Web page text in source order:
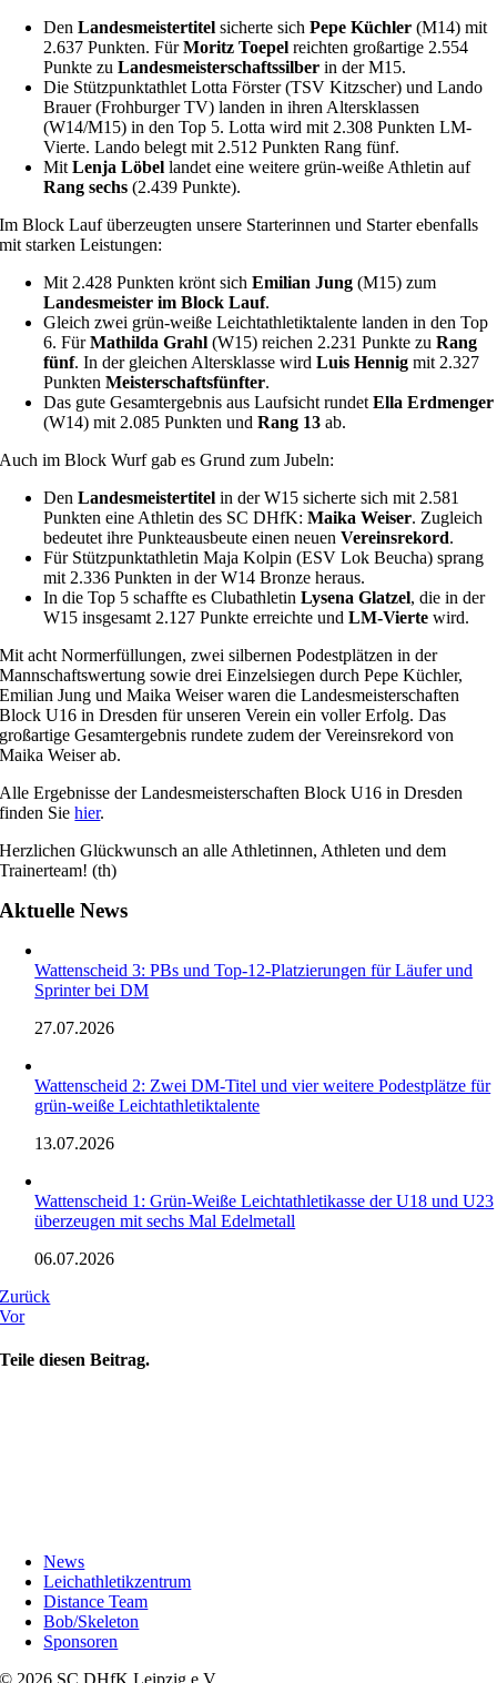
DenLandesmeistertitel sicherte sich Pepe Küchler (M14) mit
2.637 Punkten. FürMoritz Toepel reichten großartige 2.554
Punkte zuLandesmeisterschaftssilber in der M15.
Die Stützpunktathlet Lotta Förster (TSV Kitzscher) und Lando
Brauer (Frohburger TV) landen in ihren Altersklassen
(W14/M15) in den Top 5. Lotta wird mit 2.308 Punkten LM-
Vierte. Lando belegt mit 2.512 Punkten Rang fünf.
MitLenja Löbel landet eine weitere grün-weiße Athletin auf
Rang sechs (2.439 Punkte).
Im Block Lauf überzeugten unsere Starterinnen und Starter ebenfalls
mit starken Leistungen:
Mit 2.428 Punkten krönt sichEmilian Jung (M15) zum
Landesmeister im Block Lauf.
Gleich zwei grün-weiße Leichtathletiktalente landen in den Top
6. FürMathilda Grahl (W15) reichen 2.231 Punkte zuRang
fünf. In der gleichen Altersklasse wirdLuis Hennig mit 2.327
PunktenMeisterschaftsfünfter.
Das gute Gesamtergebnis aus Laufsicht rundetElla Erdmenger
(W14) mit 2.085 Punkten undRang 13 ab.
Auch im Block Wurf gab es Grund zum Jubeln:
DenLandesmeistertitel in der W15 sicherte sich mit 2.581
Punkten eine Athletin des SC DHfK:Maika Weiser. Zugleich
bedeutet ihre Punkteausbeute einen neuenVereinsrekord.
Für Stützpunktathletin Maja Kolpin (ESV Lok Beucha) sprang
mit 2.336 Punkten in der W14 Bronze heraus.
In die Top 5 schaffte es ClubathletinLysena Glatzel, die in der
W15 insgesamt 2.127 Punkte erreichte undLM-Vierte wird.
Mit acht Normerfüllungen, zwei silbernen Podestplätzen in der
Mannschaftswertung sowie drei Einzelsiegen durch Pepe Küchler,
Emilian Jung und Maika Weiser waren die Landesmeisterschaften
Block U16 in Dresden für unseren Verein ein voller Erfolg. Das
großartige Gesamtergebnis rundete zudem der Vereinsrekord von
Maika Weiser ab.
Alle Ergebnisse der Landesmeisterschaften Block U16 in Dresden
finden Siehier.
Herzlichen Glückwunsch an alle Athletinnen, Athleten und dem
Trainerteam! (th)
Aktuelle News
Wattenscheid 3: PBs und Top-12-Platzierungen für Läufer und
Sprinter bei DM
27.07.2026
Wattenscheid 2: Zwei DM-Titel und vier weitere Podestplätze für
grün-weiße Leichtathletiktalente
13.07.2026
Wattenscheid 1: Grün-Weiße Leichtathletikasse der U18 und U23
überzeugen mit sechs Mal Edelmetall
06.07.2026
Zurück
Vor
Teile diesen Beitrag.
News
Leichathletikzentrum
Distance Team
Bob/Skeleton
Sponsoren
© 2026 SC DHfK Leipzig e.V.